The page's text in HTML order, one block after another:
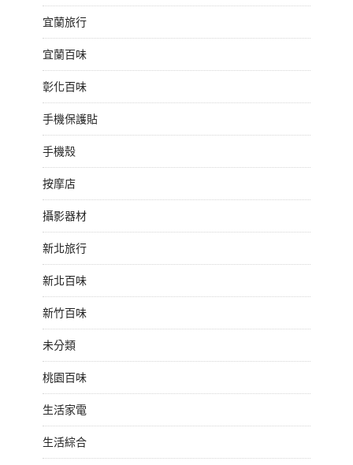
宜蘭旅行
宜蘭百味
彰化百味
手機保護貼
手機殼
按摩店
攝影器材
新北旅行
新北百味
新竹百味
未分類
桃園百味
生活家電
生活綜合